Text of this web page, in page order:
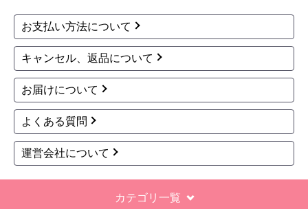
なにかも分からない。少々不安である。
工事後は、初期設定や取り扱いの説明もなく、慌
てて引き上げる感じ。
保障期間の説明もHPとは違った。８年保証にして
いるがメーカー保証が３年追加になり１１年と説
明があった。HPにはメーカー保証期間も８年に含
むとなっていたが、どちらが正しいか分からな
お支払い方法について
キャンセル、返品について
お届けについて
よくある質問
運営会社について
カテゴリ一覧